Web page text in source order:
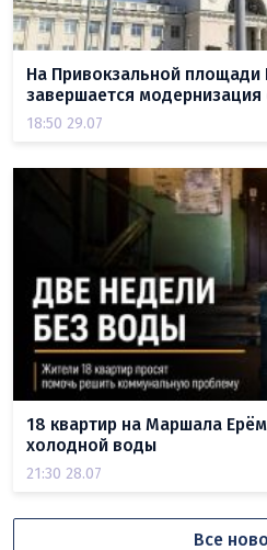
На Привокзальной площади
завершается
18:50 29.07
18 квартир на Маршала
холодной воды
21:30 28.07
Все